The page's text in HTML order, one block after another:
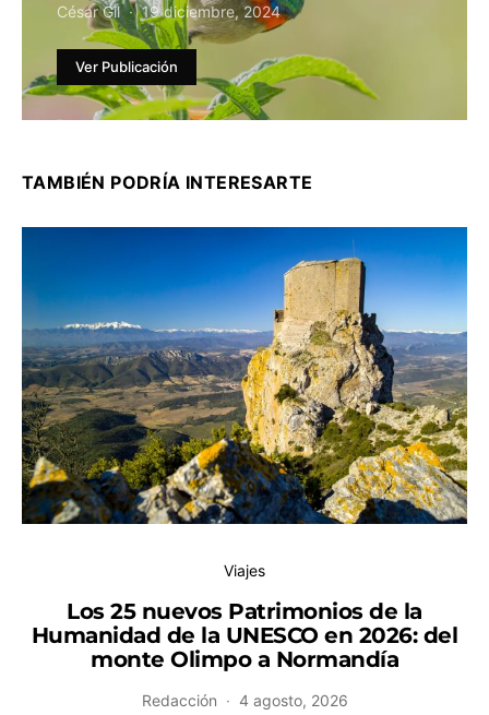
César Gil 19 diciembre, 2024
Ver Publicación
TAMBIÉN PODRÍA INTERESARTE
Viajes
Los 25 nuevos Patrimonios de la
Humanidad de la UNESCO en 2026: del
monte Olimpo a Normandía
Redacción 4 agosto, 2026